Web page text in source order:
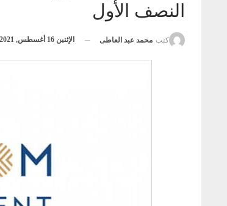
النصف الأول
كتب محمد عبد العاطى الإثنين 16 أغسطس, 2021